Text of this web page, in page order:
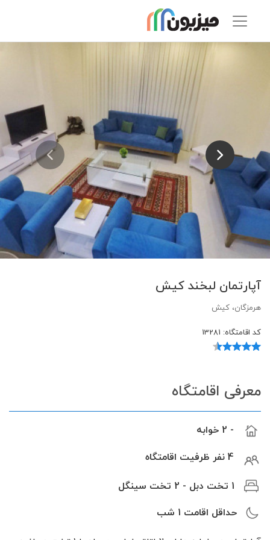
آپارتمان لبخند کیش
هرمزگان، کیش
کد اقامتگاه:
معرفی اقامتگاه
- 2 خوابه
4 نفر ظرفیت اقامتگاه
1 تخت دبل - 2 تخت سینگل
حداقل اقامت 1 شب